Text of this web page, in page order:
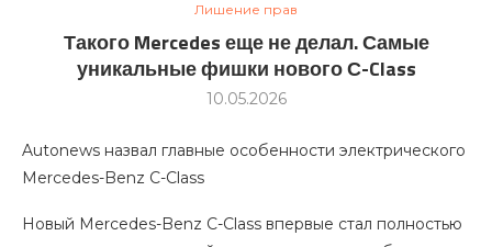
Лишение прав
Такого Mercedes еще не делал. Самые
уникальные фишки нового С-Class
10.05.2026
Autonews назвал главные особенности электрического
Mercedes-Benz C-Class
Новый Mercedes-Benz C-Class впервые стал полностью